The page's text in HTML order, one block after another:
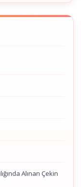
Alınan Çekin